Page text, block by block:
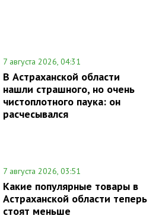
7 августа 2026, 04:31
В Астраханской области
нашли страшного, но очень
чистоплотного паука: он
расчесывался
7 августа 2026, 03:51
Какие популярные товары в
Астраханской области теперь
стоят меньше